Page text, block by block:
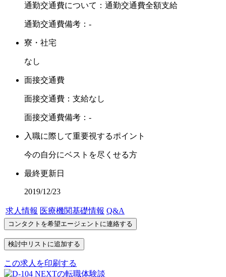
通勤交通費について：通勤交通費全額支給
通勤交通費備考：-
寮・社宅
なし
面接交通費
面接交通費：支給なし
面接交通費備考：-
入職に際して重要視するポイント
今の自分にベストを尽くせる方
最終更新日
2019/12/23
求人情報 医療機関基礎情報 Q&A
この求人を印刷する